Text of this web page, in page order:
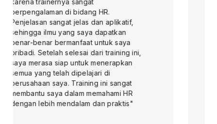
mudah dipahami dan langsung dapat
diaplikasikan dalam pekerjaan saya
sehari-hari. Saya merasa lebih percaya
diri dalam menjalankan tugas-tugas di
job desk saya karena pengetahuan
baru yang didadapatkan. Selain itu,
instruktur juga sangat berpengalaman,
memberikan contoh-contoh nyata yang
membantu saya memahami konsep
lebih dalam"